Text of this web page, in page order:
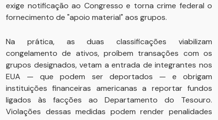
exige notificação ao Congresso e torna crime federal o
fornecimento de "apoio material" aos grupos.
Na prática, as duas classificações viabilizam
congelamento de ativos, proíbem transações com os
grupos designados, vetam a entrada de integrantes nos
EUA — que podem ser deportados — e obrigam
instituições financeiras americanas a reportar fundos
ligados às facções ao Departamento do Tesouro.
Violações dessas medidas podem render penalidades